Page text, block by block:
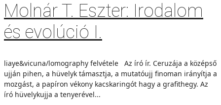
Molnár T. Eszter: Irodalom
és evolúció I.
liaye&vicuna/lomography felvétele Az író ír. Ceruzája a középső
ujján pihen, a hüvelyk támasztja, a mutatóujj finoman irányítja a
mozgást, a papíron vékony kacskaringót hagy a grafithegy. Az
író hüvelykujja a tenyerével...